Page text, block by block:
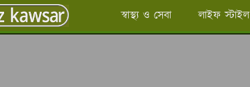
স্বাস্থ্য ও সেবা লাইফ স্টাইল